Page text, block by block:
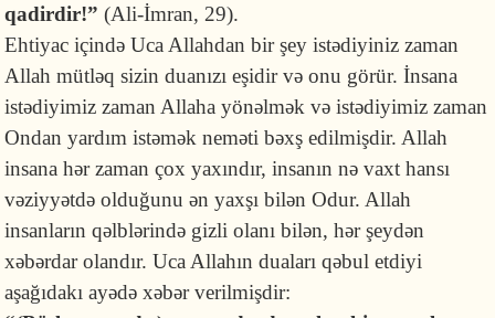
qadirdir!” (Ali-İmran, 29).
Ehtiyac içində Uca Allahdan bir şey istədiyiniz zaman
Allah mütləq sizin duanızı eşidir və onu görür. İnsana
istədiyimiz zaman Allaha yönəlmək və istədiyimiz zaman
Ondan yardım istəmək neməti bəxş edilmişdir. Allah
insana hər zaman çox yaxındır, insanın nə vaxt hansı
vəziyyətdə olduğunu ən yaxşı bilən Odur. Allah
insanların qəlblərində gizli olanı bilən, hər şeydən
xəbərdar olandır. Uca Allahın duaları qəbul etdiyi
aşağıdakı ayədə xəbər verilmişdir: